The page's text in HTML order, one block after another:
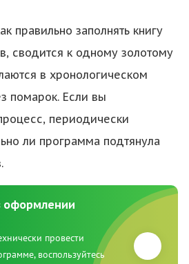
правильно заполнять книгу
сводится к одному золотому
в хронологическом
помарок. Если вы
периодически
ли программа подтянула
провести
воспользуйтесь